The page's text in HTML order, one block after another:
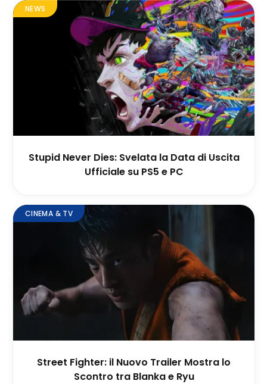
NEWS
Stupid Never Dies: Svelata la Data di Uscita
Ufficiale su PS5 e PC
CINEMA & TV
Street Fighter: il Nuovo Trailer Mostra lo
Scontro tra Blanka e Ryu